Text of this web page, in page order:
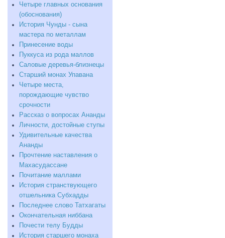
Четыре главных основания
(обоснования)
История Чунды - сына
мастера по металлам
Принесение воды
Пуккуса из рода маллов
Саловые деревья-близнецы
Старший монах Упавана
Четыре места,
порождающие чувство
срочности
Рассказ о вопросах Ананды
Личности, достойные ступы
Удивительные качества
Ананды
Прочтение наставления о
Махасудассане
Почитание маллами
История странствующего
отшельника Субхадды
Последнее слово Татхагаты
Окончательная ниббана
Почести телу Будды
История старшего монаха